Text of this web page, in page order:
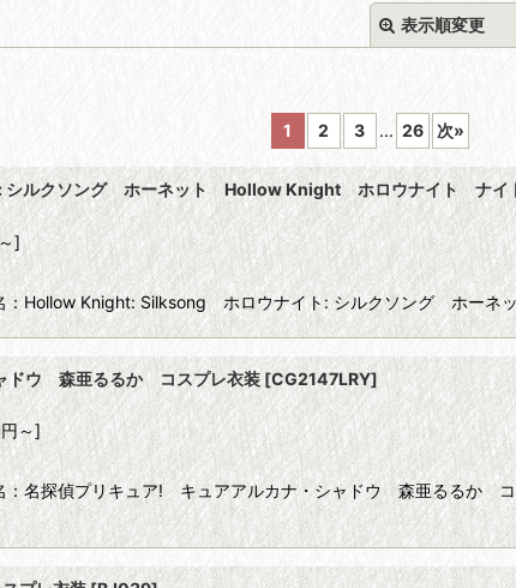
表示順変更
絞り込む
1 2 3 ... 26 次»
シルクソング ホーネット Hollow Knight ホロウナイト ナ
]
：Hollow Knight: Silksong ホロウナイト: シルクソング ホ
ドウ 森亜るるか コスプレ衣装 [CG2147LRY]
円～]
名探偵プリキュア! キュアアルカナ・シャドウ 森亜るるか